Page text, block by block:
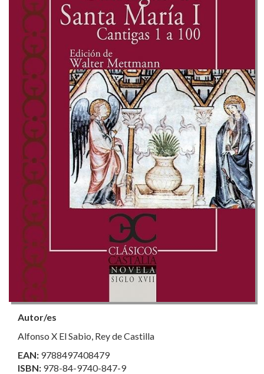
Autor/es
Alfonso X El Sabio, Rey de Castilla
EAN: 9788497408479
ISBN: 978-84-9740-847-9